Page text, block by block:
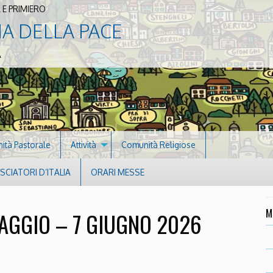
PRIMIERO
DELLA PACE
Pastorale Attività Comunità Religiose
D’ITALIA ORARI MESSE
– 7 GIUGNO 2026